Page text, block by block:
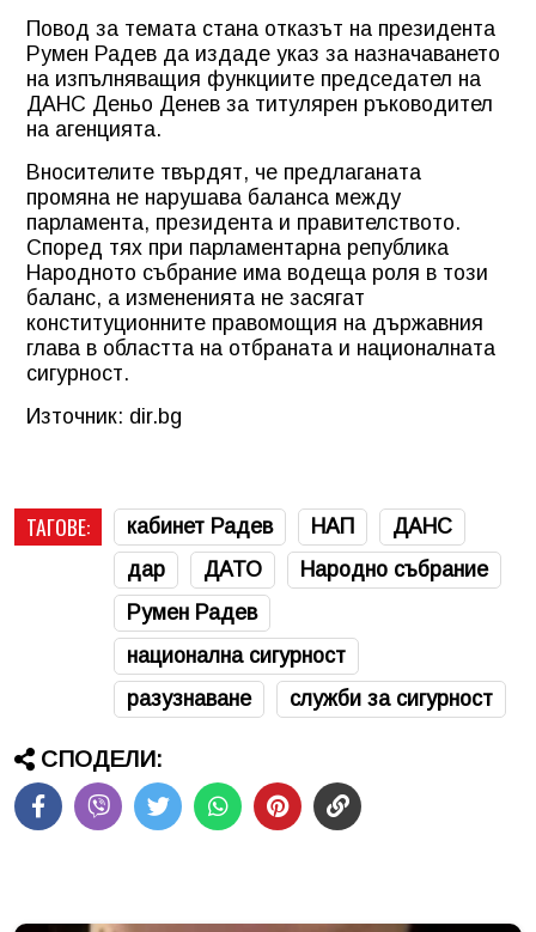
Повод за темата стана отказът на президента
Румен Радев да издаде указ за назначаването
на изпълняващия функциите председател на
ДАНС Деньо Денев за титулярен ръководител
на агенцията.
Вносителите твърдят, че предлаганата
промяна не нарушава баланса между
парламента, президента и правителството.
Според тях при парламентарна република
Народното събрание има водеща роля в този
баланс, а измененията не засягат
конституционните правомощия на държавния
глава в областта на отбраната и националната
сигурност.
Източник: dir.bg
ТАГОВЕ: кабинет Радев НАП
ДАНС
дар
ДАТО
Народно събрание
Румен Радев
национална сигурност
разузнаване
служби за сигурност
СПОДЕЛИ: